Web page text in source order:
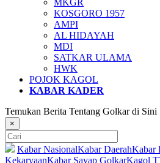
MKGR
KOSGORO 1957
AMPI
AL HIDAYAH
MDI
SATKAR ULAMA
HWK
POJOK KAGOL
KABAR KADER
Temukan Berita Tentang Golkar di Sini
×
Kabar NasionalKabar DaerahKabar
KekaryaanKabar Sayap GolkarKagol